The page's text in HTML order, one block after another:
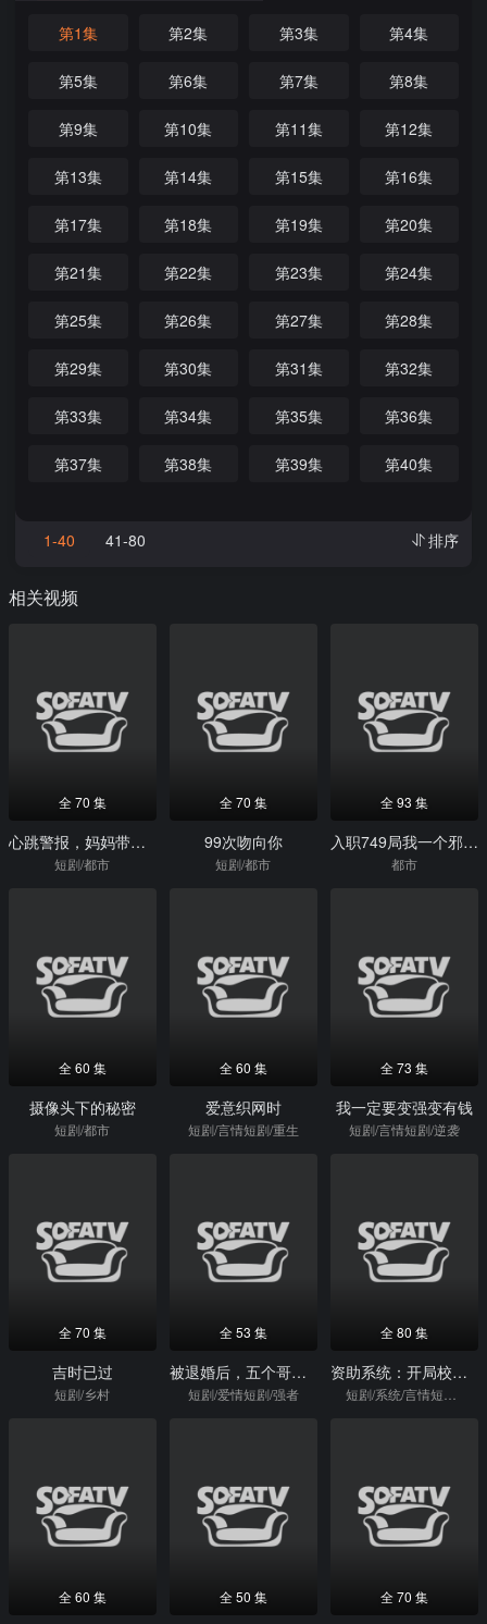
第1集 第2集 第3集 第4集
第5集 第6集 第7集 第8集
第9集 第10集 第11集 第12集
第13集 第14集 第15集 第16集
第17集 第18集 第19集 第20集
第21集 第22集 第23集 第24集
第25集 第26集 第27集 第28集
第29集 第30集 第31集 第32集
第33集 第34集 第35集 第36集
第37集 第38集 第39集 第40集
1-40 41-80 排序
相关视频
全 70 集
心跳警报，妈妈带我掀翻订婚
短剧/都市
全 70 集
99次吻向你
短剧/都市
全 93 集
入职749局我一个邪修考编怎么了
都市
全 60 集
摄像头下的秘密
短剧/都市
全 60 集
爱意织网时
短剧/言情短剧/重生
全 73 集
我一定要变强变有钱
短剧/言情短剧/逆袭
全 70 集
吉时已过
短剧/乡村
全 53 集
被退婚后，五个哥哥不干了
短剧/爱情短剧/强者
全 80 集
资助系统：开局校花为我庆生
全 60 集 全 50 集 全 70 集